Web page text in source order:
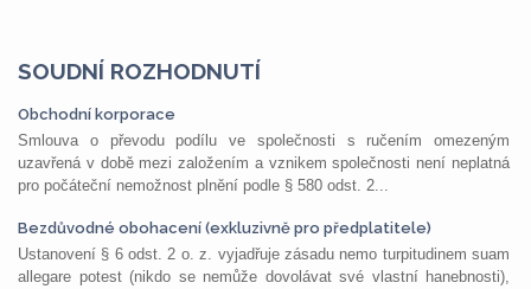
SOUDNÍ ROZHODNUTÍ
Obchodní korporace
Smlouva o převodu podílu ve společnosti s ručením omezeným
uzavřená v době mezi založením a vznikem společnosti není neplatná
pro počáteční nemožnost plnění podle § 580 odst. 2...
Bezdůvodné obohacení (exkluzivně pro předplatitele)
Ustanovení § 6 odst. 2 o. z. vyjadřuje zásadu nemo turpitudinem suam
allegare potest (nikdo se nemůže dovolávat své vlastní hanebnosti),